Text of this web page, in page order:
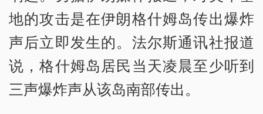
地的攻击是在伊朗格什姆岛传出爆炸
声后立即发生的。法尔斯通讯社报道
说，格什姆岛居民当天凌晨至少听到
三声爆炸声从该岛南部传出。